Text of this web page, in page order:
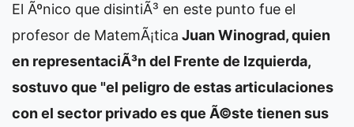
El Ãºnico que disintiÃ³ en este punto fue el
profesor de MatemÃ¡tica Juan Winograd, quien
en representaciÃ³n del Frente de Izquierda,
sostuvo que "el peligro de estas articulaciones
con el sector privado es que Ã©ste tienen sus